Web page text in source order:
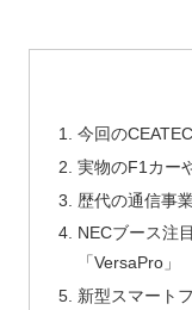
今回の
実物のF1カー
歴代の通信事
NECブース注
「VersaPro」
新型スマー